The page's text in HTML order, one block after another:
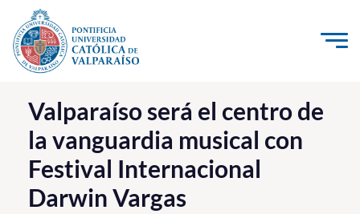
Click acá para ir directamente al contenido
La Universidad
Investigación, Creación e Innovación
PUCV Internacional
Vinculación con el Medio
Valparaíso será el centro de
la vanguardia musical con
Festival Internacional
Darwin Vargas